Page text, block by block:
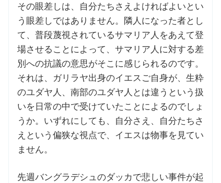
交通・アクセス
ご利用にあたって
交通・アクセス
その眼差しは、自分たちさえよければよいとい
う眼差しではありません。隣人になった者とし
て、普段蔑視されているサマリア人をあえて登
場させることによって、サマリア人に対する差
別への抗議の意思がそこに感じられるのです。
それは、ガリラヤ出身のイエスご自身が、生粋
のユダヤ人、南部のユダヤ人とは違うという扱
いを日常の中で受けていたことによるのでしょ
うか。いずれにしても、自分さえ、自分たちさ
えという偏狭な視点で、イエスは物事を見てい
ません。
先週バングラデシュのダッカで悲しい事件が起